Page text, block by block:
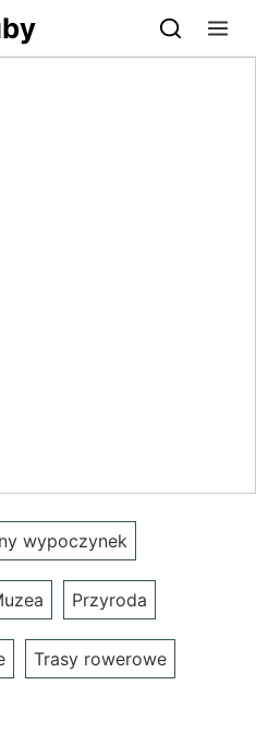
wypoczynek
Przyroda
Trasy rowerowe